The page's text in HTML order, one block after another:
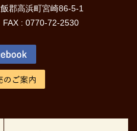
郡高浜町宮崎86-5-1
: 0770-72-2530